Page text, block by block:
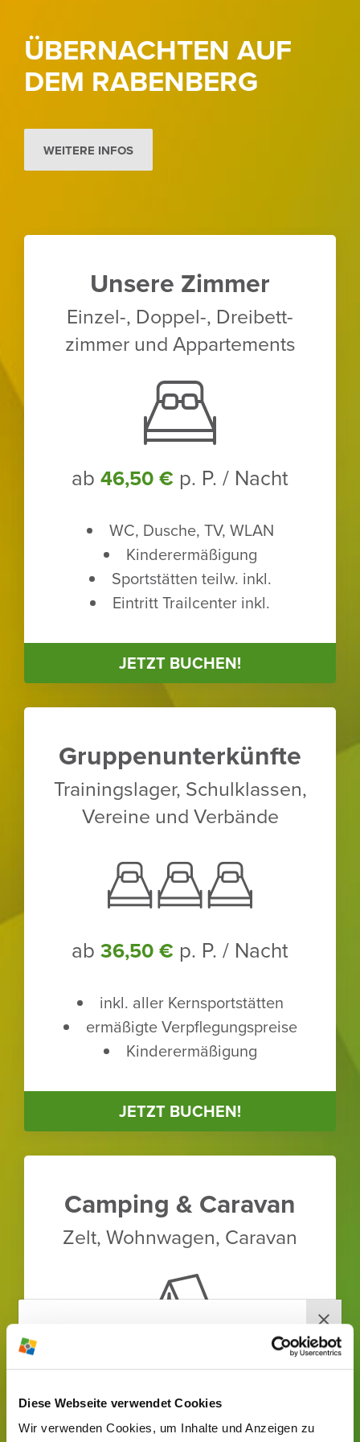
Diese Webseite verwendet Cookies
Wir verwenden Cookies, um Inhalte und Anzeigen zu
ÜBERNACHTEN AUF
DEM RABEN­BERG
WEITERE INFOS
Unsere Zimmer
Einzel-, Doppel-, Drei­bett­
zimmer und Appar­te­ments
ab 46,50 € p. P. / Nacht
WC, Dusche, TV, WLAN
Kinder­er­mä­ßi­gung
Sport­stätten teilw. inkl.
Eintritt Trailcenter inkl.
JETZT BUCHEN!
Grup­pen­un­ter­künfte
Trai­nings­lager, Schul­klassen,
Vereine und Verbände
ab 36,50 € p. P. / Nacht
inkl. aller Kern­sport­stätten
ermä­ßigte Verpfle­gungs­preise
Kinder­er­mä­ßi­gung
JETZT BUCHEN!
Camping & Caravan
Zelt, Wohn­wagen, Caravan
ab19,00 €p. P. / Nacht
Sport­stätten teilw. inkl.
RABEN­BERG-
NEWS­LETTER